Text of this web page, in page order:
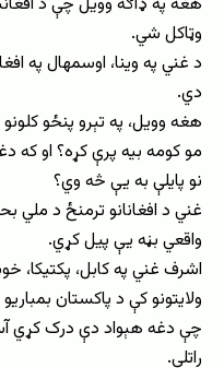
وټاکل شي.
د غني په وینا، اوسمهال په
دي.
هغه وویل، په تېرو پنځو
مو کومه بیه پرې کړه؟ او که
نو پایلې به یې څه وي؟
غني د افغانانو ترمنځ د
واقعي بڼه یې پیل کړي.
اشرف غني په کابل، پکتیکا،
ولایتونو کې د پاکستان
چې دغه هېواد دې درک کړي
راتلی.